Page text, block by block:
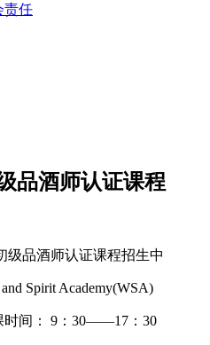
责任
品酒师认证课程
级品酒师认证课程招生中
Spirit Academy(WSA)
时间： 9：30——17：30